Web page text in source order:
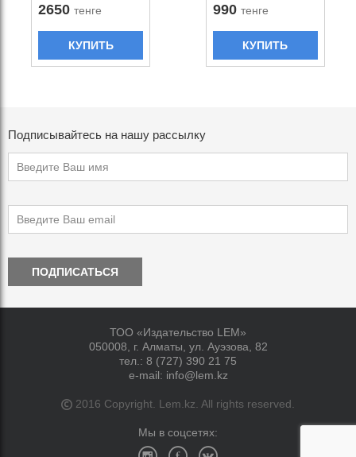
2650тенге
КУПИТЬ
990 тенге
КУПИТЬ
Подписывайтесь на нашу рассылку
ПОДПИСАТЬСЯ
ТОО «Издательство LEM»
050008, г. Алматы, ул. Ауэзова, 82
тел.: 8 (727) 390 21 75
e-mail: info@lem.kz
2016 Copyright. Lem.kz. All rights reserved.
Мы в соцсетях: